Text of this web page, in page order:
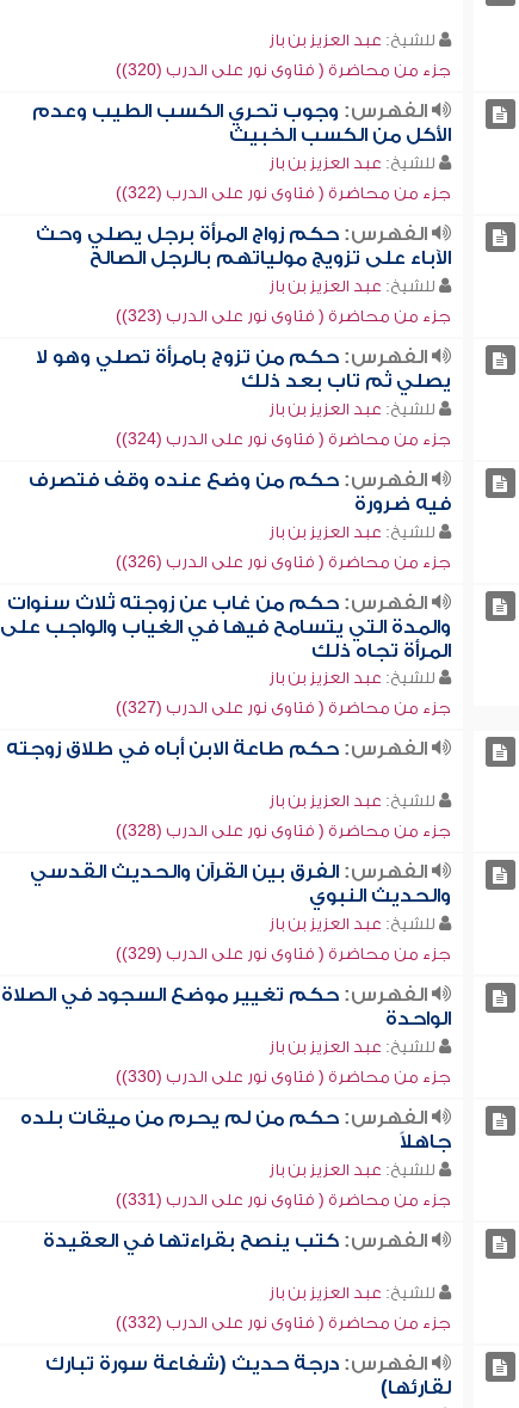
للشيخ: عبد العزيز بن باز
جزء من محاضرة ( فتاوى نور على الدرب (320))
الفهرس: وجوب تحري الكسب الطيب وعدم
الأكل من الكسب الخبيث
للشيخ: عبد العزيز بن باز
جزء من محاضرة ( فتاوى نور على الدرب (322))
الفهرس: حكم زواج المرأة برجل يصلي وحث
الآباء على تزويج مولياتهم بالرجل الصالح
للشيخ: عبد العزيز بن باز
جزء من محاضرة ( فتاوى نور على الدرب (323))
الفهرس: حكم من تزوج بامرأة تصلي وهو لا
يصلي ثم تاب بعد ذلك
للشيخ: عبد العزيز بن باز
جزء من محاضرة ( فتاوى نور على الدرب (324))
الفهرس: حكم من وضع عنده وقف فتصرف
فيه ضرورة
للشيخ: عبد العزيز بن باز
جزء من محاضرة ( فتاوى نور على الدرب (326))
الفهرس: حكم من غاب عن زوجته ثلاث سنوات
والمدة التي يتسامح فيها في الغياب والواجب على
المرأة تجاه ذلك
للشيخ: عبد العزيز بن باز
جزء من محاضرة ( فتاوى نور على الدرب (327))
الفهرس: حكم طاعة الابن أباه في طلاق زوجته
للشيخ: عبد العزيز بن باز
جزء من محاضرة ( فتاوى نور على الدرب (328))
الفهرس: الفرق بين القرآن والحديث القدسي
والحديث النبوي
للشيخ: عبد العزيز بن باز
جزء من محاضرة ( فتاوى نور على الدرب (329))
الفهرس: حكم تغيير موضع السجود في الصلاة
الواحدة
للشيخ: عبد العزيز بن باز
جزء من محاضرة ( فتاوى نور على الدرب (330))
الفهرس: حكم من لم يحرم من ميقات بلده
جاهلاً
للشيخ: عبد العزيز بن باز
جزء من محاضرة ( فتاوى نور على الدرب (331))
الفهرس: كتب ينصح بقراءتها في العقيدة
للشيخ: عبد العزيز بن باز
جزء من محاضرة ( فتاوى نور على الدرب (332))
الفهرس: درجة حديث (شفاعة سورة تبارك
لقارئها)